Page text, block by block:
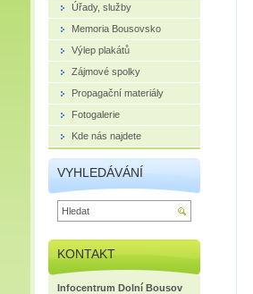
Úřady, služby
Memoria Bousovsko
Výlep plakátů
Zájmové spolky
Propagační materiály
Fotogalerie
Kde nás najdete
VYHLEDÁVÁNÍ
KONTAKT
Infocentrum Dolní Bousov